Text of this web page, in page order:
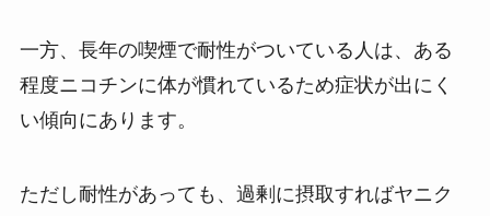
一方、長年の喫煙で耐性がついている人は、ある
程度ニコチンに体が慣れているため症状が出にく
い傾向にあります。
ただし耐性があっても、過剰に摂取すればヤニク